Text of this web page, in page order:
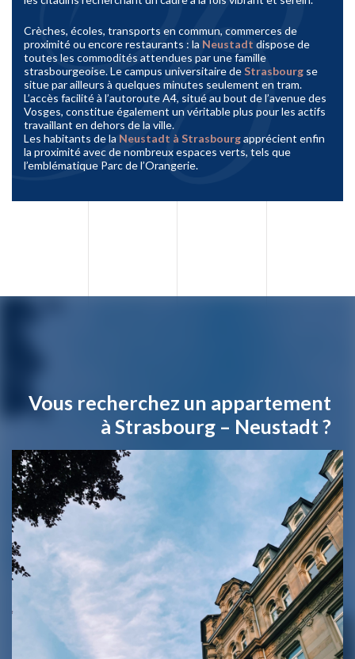
Crèches, écoles, transports en commun, commerces de
proximité ou encore restaurants : la Neustadt dispose de
toutes les commodités attendues par une famille
strasbourgeoise. Le campus universitaire deStrasbourg se
situe par ailleurs à quelques minutes seulement en tram.
L’accès facilité à l’autoroute A4, situé au bout de l’avenue des
Vosges, constitue également un véritable plus pour les actifs
travaillant en dehors de la ville.
Les habitants de la Neustadt à Strasbourgapprécient enfin
la proximité avec de nombreux espaces verts, tels que
l’emblématique Parc de l’Orangerie.
Vous recherchez un appartement
à Strasbourg – Neustadt ?